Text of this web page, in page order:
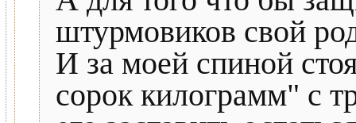
штурмовиков свой
И за моей спиной
сорок килограмм" с